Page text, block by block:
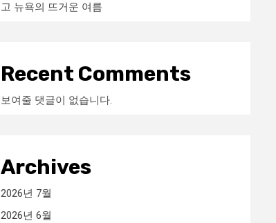
고 뉴욕의 뜨거운 여름
Recent Comments
보여줄 댓글이 없습니다.
Archives
2026년 7월
2026년 6월